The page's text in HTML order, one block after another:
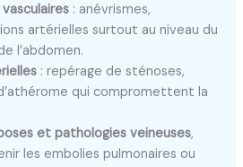
: anévrismes,
artérielles surtout au niveau du
l’abdomen.
: repérage de sténoses,
qui compromettent la
et pathologies veineuses,
les embolies pulmonaires ou